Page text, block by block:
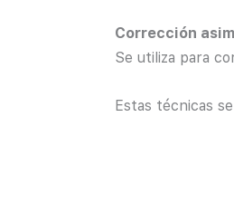
Corrección
Se utiliza para
Estas técnicas